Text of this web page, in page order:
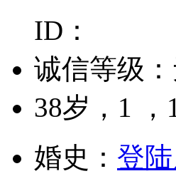
ID：
诚信等级：
38岁， 1 ，
婚史： 登